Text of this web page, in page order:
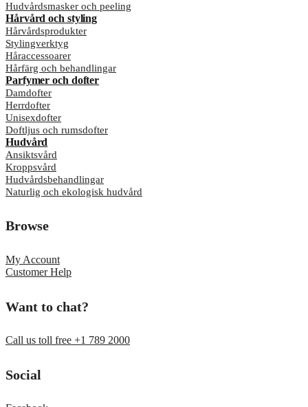
Hudvårdsmasker och peeling
Hårvård och styling
Hårvårdsprodukter
Stylingverktyg
Håraccessoarer
Hårfärg och behandlingar
Parfymer och dofter
Damdofter
Herrdofter
Unisexdofter
Doftljus och rumsdofter
Hudvård
Ansiktsvård
Kroppsvård
Hudvårdsbehandlingar
Naturlig och ekologisk hudvård
Browse
My Account
Customer Help
Want to chat?
Call us toll free +1 789 2000
Social